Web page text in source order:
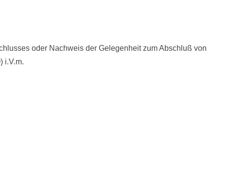
oder Nachweis der Gelegenheit zum Abschluß von
i.V.m.